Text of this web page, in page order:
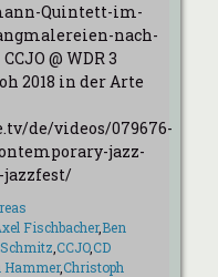
Quintett-im-
nach-
@ WDR 3
2018 in der Arte
de/videos/079676-
jazz-
jazzfest/
Fischbacher,Ben
CCJO,CD
,Christoph